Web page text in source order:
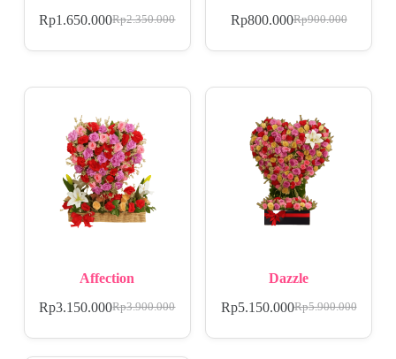
Rp2.350.000
Rp1.650.000 Rp900.000
Rp800.000
Affection
Rp3.900.000
Rp3.150.000
Dazzle
Rp5.900.000
Rp5.150.000